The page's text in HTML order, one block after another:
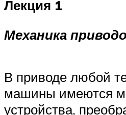
Лекция 1
Механика
В приводе любой
машины имеются
устройства,